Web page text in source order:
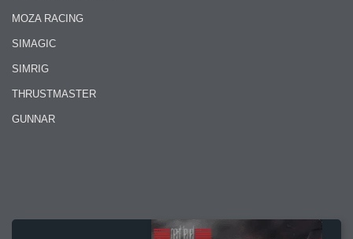
MOZA RACING
SIMAGIC
SIMRIG
THRUSTMASTER
GUNNAR